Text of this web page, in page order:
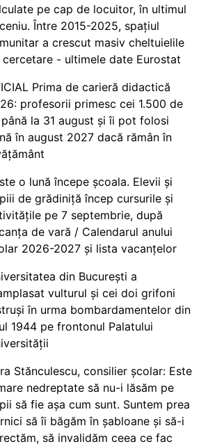
pe cap de locuitor, în ultimul
Între 2015-2025, spațiul
a crescut masiv cheltuielile
cercetare - ultimele date Eurostat
Prima de carieră didactică
profesorii primesc cei 1.500 de
la 31 august și îi pot folosi
în august 2027 dacă rămân în
o lună începe școala. Elevii și
de grădiniță încep cursurile și
pe 7 septembrie, după
de vară / Calendarul anului
2026-2027 și lista vacanțelor
din București a
vulturul și cei doi grifoni
în urma bombardamentelor din
1944 pe frontonul Palatului
Stănculescu, consilier școlar: Este
nedreptate să nu-i lăsăm pe
să fie așa cum sunt. Suntem prea
să îi băgăm în șabloane și să-i
să invalidăm ceea ce fac